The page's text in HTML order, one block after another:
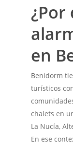
en
Benidorm
turísticos
chalets en
La Nucía,
En ese